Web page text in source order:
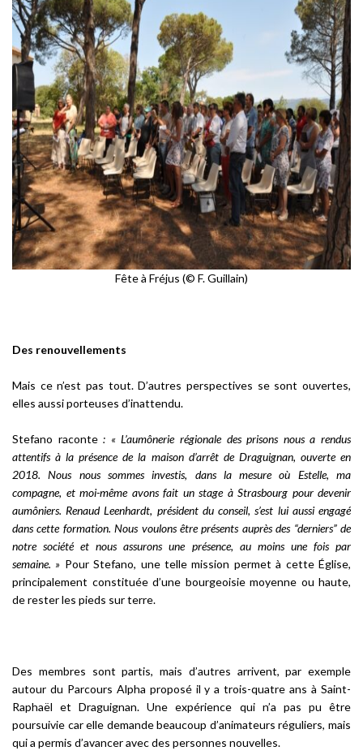
Fête à Fréjus (© F. Guillain)
Des renouvellements
Mais ce n’est pas tout. D’autres perspectives se sont ouvertes,
elles aussi porteuses d’inattendu.
Stefano raconte: « L’aumônerie régionale des prisons nous a rendus
attentifs à la présence de la maison d’arrêt de Draguignan, ouverte en
2018. Nous nous sommes investis, dans la mesure où Estelle, ma
compagne, et moi-même avons fait un stage à Strasbourg pour devenir
aumôniers. Renaud Leenhardt, président du conseil, s’est lui aussi engagé
dans cette formation. Nous voulons être présents auprès des “derniers” de
notre société et nous assurons une présence, au moins une fois par
semaine. » Pour Stefano, une telle mission permet à cette Église,
principalement constituée d’une bourgeoisie moyenne ou haute,
de rester les pieds sur terre.
Des membres sont partis, mais d’autres arrivent, par exemple
autour du Parcours Alpha proposé il y a trois-quatre ans à Saint-
Raphaël et Draguignan. Une expérience qui n’a pas pu être
poursuivie car elle demande beaucoup d’animateurs réguliers, mais
qui a permis d’avancer avec des personnes nouvelles.